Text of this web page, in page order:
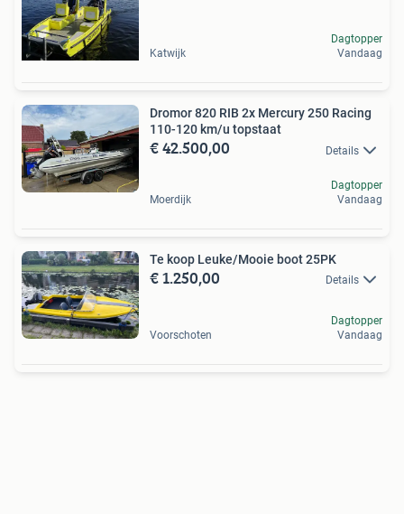
Katwijk
Dagtopper
Vandaag
Dromor 820 RIB 2x Mercury 250 Racing
110-120 km/u topstaat
€ 42.500,00 Details
Moerdijk
Dagtopper
Vandaag
Te koop Leuke/Mooie boot 25PK
€ 1.250,00 Details
Voorschoten
Dagtopper
Vandaag